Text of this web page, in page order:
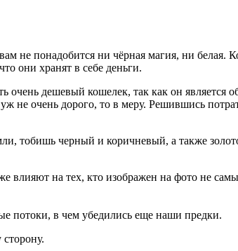
вам не понадобится ни чёрная магия, ни
они хранят в себе деньги.
дешевый кошелек, так как он является
не очень дорого, то в меру. Решившись
тобишь черный и коричневый, а также
влияют на тех, кто изображен на фото не
потоки, в чем убедились еще наши предки.